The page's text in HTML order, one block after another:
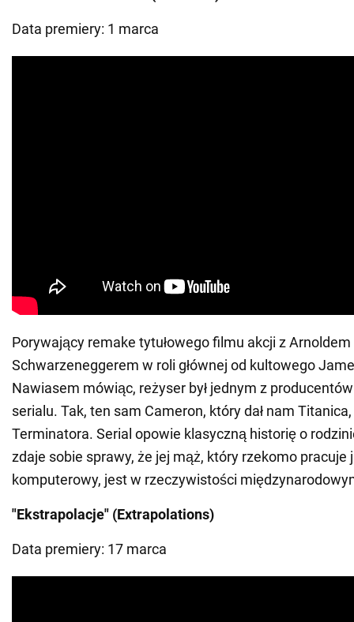
Data premiery: 1 marca
Porywający remake tytułowego filmu akcji z Arnoldem
Schwarzeneggerem w roli głównej od kultowego
Nawiasem mówiąc, reżyser był jednym z
serialu. Tak, ten sam Cameron, który dał nam
Terminatora. Serial opowie klasyczną historię o
zdaje sobie sprawy, że jej mąż, który rzekomo pracuje
komputerowy, jest w rzeczywistości
"Ekstrapolacje" (Extrapolations)
Data premiery: 17 marca